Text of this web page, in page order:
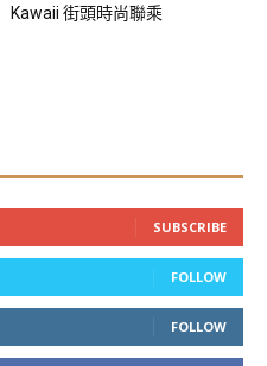
Kawaii 街頭時尚聯乘
SUBSCRIBE
FOLLOW
FOLLOW